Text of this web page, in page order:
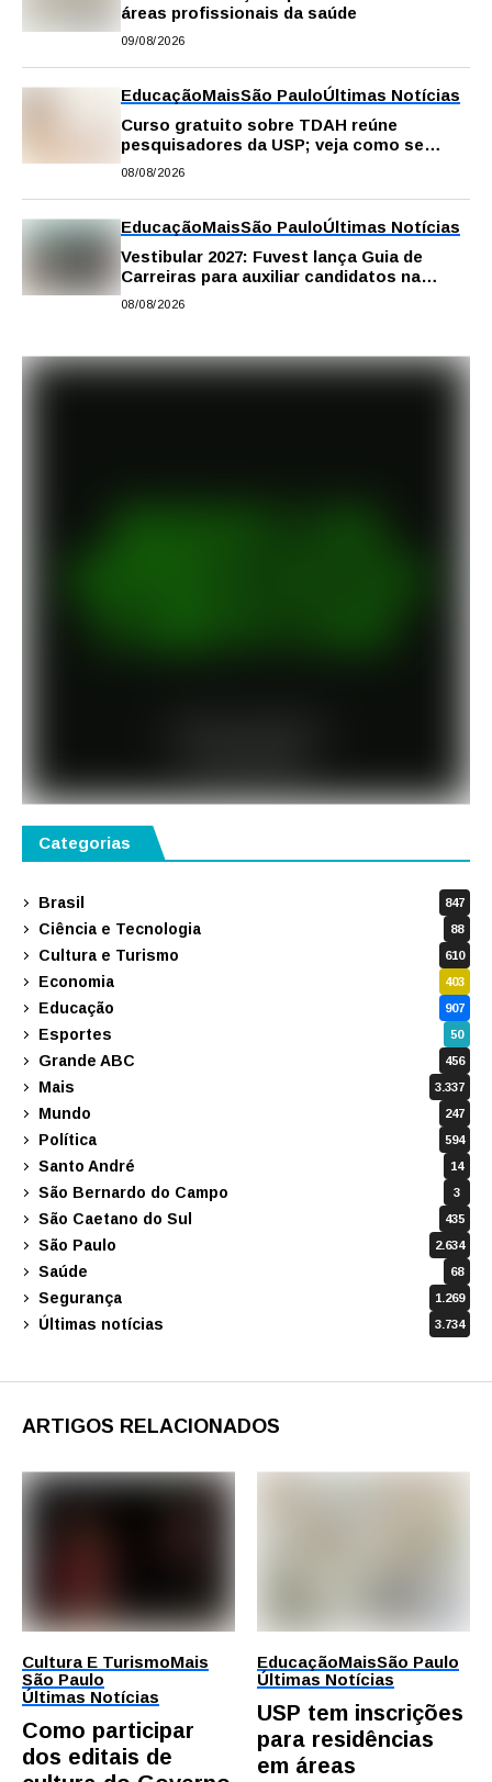
áreas profissionais da saúde
09/08/2026
EducaçãoMaisSão PauloÚltimas Notícias
Curso gratuito sobre TDAH reúne
pesquisadores da USP; veja como se
inscrever
08/08/2026
EducaçãoMaisSão PauloÚltimas Notícias
Vestibular 2027: Fuvest lança Guia de
Carreiras para auxiliar candidatos na
escolha da profissão
08/08/2026
Categorias
Brasil 847
Ciência e Tecnologia 88
Cultura e Turismo 610
Economia 403
Educação 907
Esportes 50
Grande ABC 456
Mais 3.337
Mundo 247
Política 594
Santo André 14
São Bernardo do Campo 3
São Caetano do Sul 435
São Paulo 2.634
Saúde 68
Segurança 1.269
Últimas notícias 3.734
ARTIGOS RELACIONADOS
Cultura E TurismoMais
São Paulo
Últimas Notícias
Como participar
dos editais de
EducaçãoMaisSão Paulo
Últimas Notícias
USP tem inscrições
para residências
em áreas